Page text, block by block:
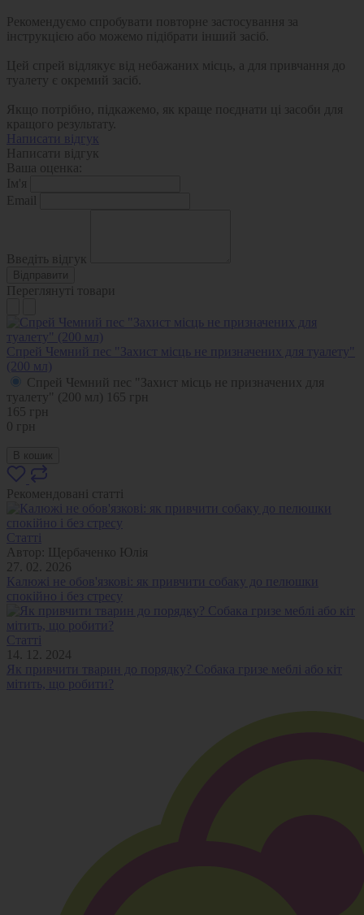
Рекомендуємо спробувати повторне застосування за
інструкцією або можемо підібрати інший засіб.
Цей спрей відлякує від небажаних місць, а для привчання до
туалету є окремий засіб.
Якщо потрібно, підкажемо, як краще поєднати ці засоби для
кращого результату.
Написати відгук
Написати відгук
Ваша оценка:
Ім'я
Email
Введіть відгук
Відправити
Переглянуті товари
Спрей Чемний пес "Захист місць не призначених для туалету"
(200 мл)
Спрей Чемний пес "Захист місць не призначених для
туалету" (200 мл) 165 грн
165 грн
0 грн
В кошик
Рекомендовані статті
Статті
Автор:
Щербаченко Юлія
27. 02. 2026
Калюжі не обов'язкові: як привчити собаку до пелюшки
спокійно і без стресу
Статті
14. 12. 2024
Як привчити тварин до порядку? Собака гризе меблі або кіт
мітить, що робити?